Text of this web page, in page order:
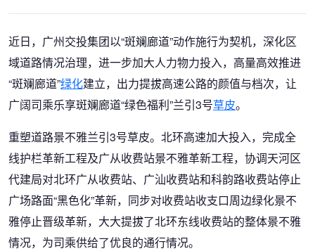
近日，广州交投集团以“斑斓廊道”动作施行为契机，深化区
域道路情况治理，进一步加大人力物力投入，高量高效推进
“斑斓廊道”绿化建立，出力提拔高速公路的颜值与档次，让
广阔司乘乐享斑斓廊道“绿色福利”兰引3号草皮。
重塑道路景不雅兰引3号草皮。北环高速加大投入，完成全
线护栏革新工程及广从收费站景不雅革新工程，协调天河区
代建局对北环广从收费站、广汕收费站和科韵路收费站停止
广场路面“黑色化”革新，同步对收费站收支口周边绿化景不
雅停止晋级革新，大大提拔了北环东线收费站的整体景不雅
情况，为司乘供给了优良的通行情况。